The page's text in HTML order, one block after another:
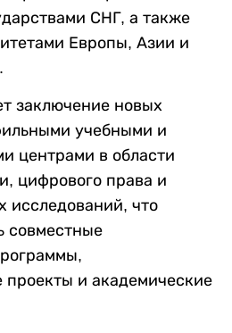
СНГ, а также
Европы, Азии и
заключение новых
учебными и
центрами в области
цифрового права и
исследований, что
совместные
проекты и академические